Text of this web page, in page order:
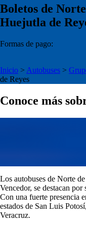
Boletos de
Huejutla de
Formas de pago:
Inicio > Autobuses >
de Reyes
Conoce más
Los autobuses de Norte
Vencedor, se destacan
Con una fuerte presencia
estados de San Luis
Veracruz.